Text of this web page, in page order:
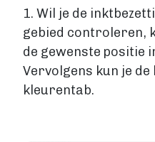
1. Wil je de
gebied controleren,
de gewenste positie
Vervolgens kun je
kleurentab.